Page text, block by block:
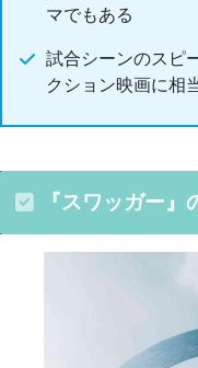
マでもある
試合シーンのスピ
クション映画に相
『スワッガー』